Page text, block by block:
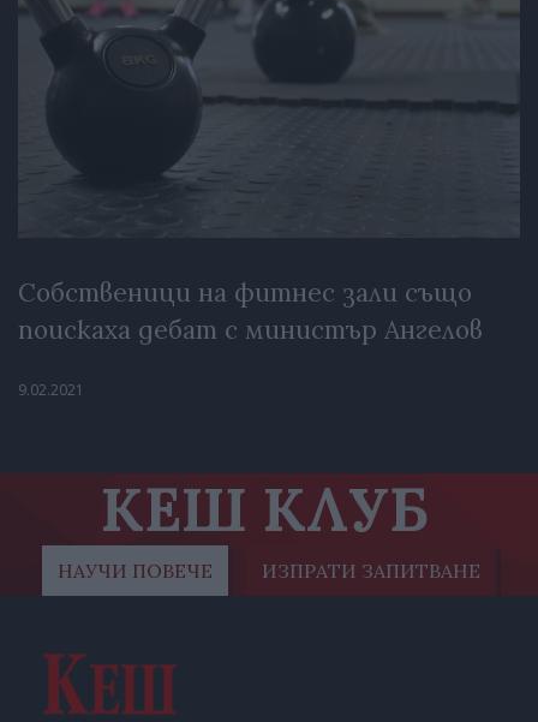
Собственици на фитнес зали също
поискаха дебат с министър Ангелов
9.02.2021
КЕШ КЛУБ
НАУЧИ ПОВЕЧЕ ИЗПРАТИ ЗАПИТВАНЕ